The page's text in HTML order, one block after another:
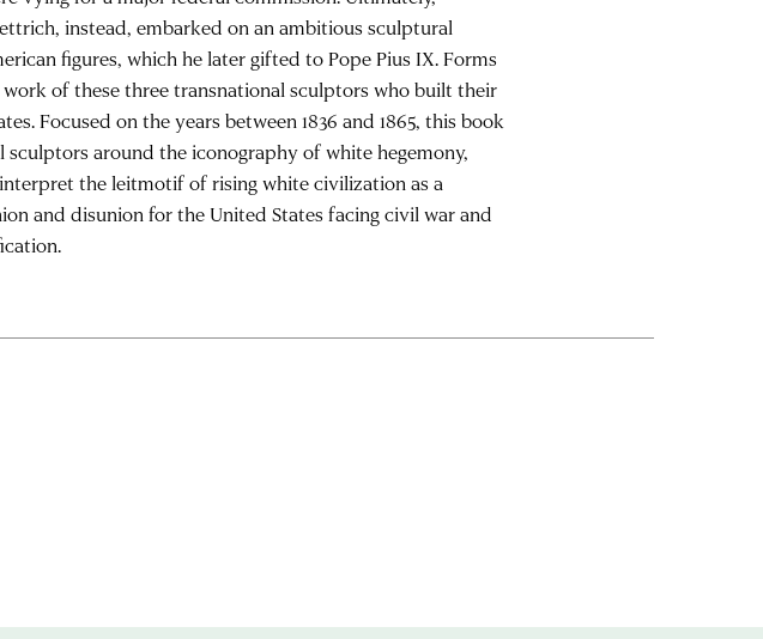
instead, embarked on an ambitious sculptural
figures, which he later gifted to Pope Pius IX. Forms
of these three transnational sculptors who built their
Focused on the years between 1836 and 1865, this book
around the iconography of white hegemony,
the leitmotif of rising white civilization as a
and disunion for the United States facing civil war and